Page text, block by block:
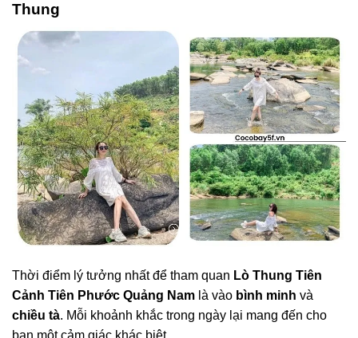
Thung
Thời điểm lý tưởng nhất để tham quan Lò Thung Tiên
Cảnh Tiên Phước Quảng Nam là vào bình minh và
chiều tà. Mỗi khoảnh khắc trong ngày lại mang đến cho
bạn một cảm giác khác biệt.